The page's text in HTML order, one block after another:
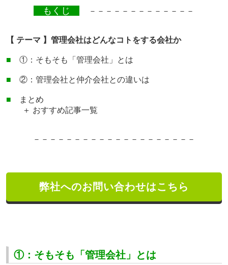
もくじ －－－－－－－－－－－－－
【 テーマ 】管理会社はどんなコトをする会社か
■ ①：そもそも「管理会社」とは
■ ②：管理会社と仲介会社との違いは
■ まとめ
＋ おすすめ記事一覧
－－－－－－－－－－－－－ －－－－－－－
弊社へのお問い合わせはこちら
①：そもそも「管理会社」とは